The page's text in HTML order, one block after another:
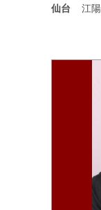
仙台 江